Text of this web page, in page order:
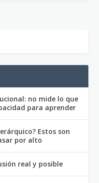
no mide lo que
para aprender
Estos son
por alto
real y posible